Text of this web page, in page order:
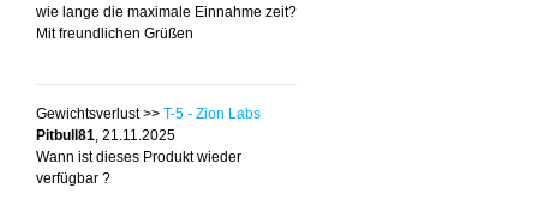
wie lange die maximale Einnahme zeit?
Mit freundlichen Grüßen
Gewichtsverlust >> T-5 - Zion Labs
Pitbull81, 21.11.2025
Wann ist dieses Produkt wieder
verfügbar ?